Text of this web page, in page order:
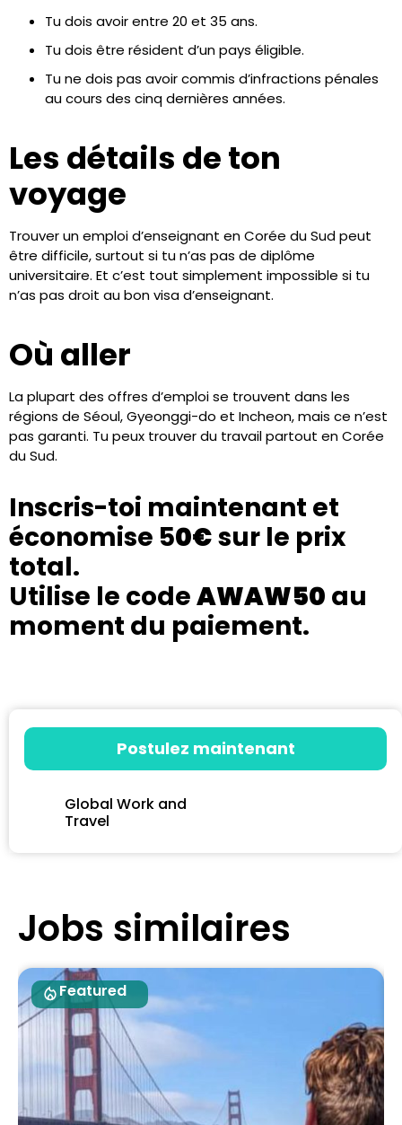
Tu dois avoir entre 20 et 35 ans.
Tu dois être résident d’un pays éligible.
Tu ne dois pas avoir commis d’infractions pénales
au cours des cinq dernières années.
Les détails de ton
voyage
Trouver un emploi d’enseignant en Corée du Sud peut
être difficile, surtout si tu n’as pas de diplôme
universitaire. Et c’est tout simplement impossible si tu
n’as pas droit au bon visa d’enseignant.
Où aller
La plupart des offres d’emploi se trouvent dans les
régions de Séoul, Gyeonggi-do et Incheon, mais ce n’est
pas garanti. Tu peux trouver du travail partout en Corée
du Sud.
Inscris-toi maintenant et
économise 50€sur le prix
total.
Utilise le codeAWAW50 au
moment du paiement.
Postulez maintenant
Global Work and
Travel
Jobs similaires
Featured